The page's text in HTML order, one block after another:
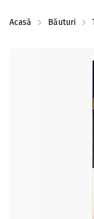
Acasă Băuturi